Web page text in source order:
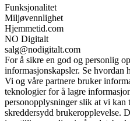
Funksjonalitet
Miljøvennlighet
Hjemmetid.com
NO Digitalt
salg@nodigitalt.com
For å sikre en god og personlig
informasjonskapsler. Se hvordan
Vi og våre partnere bruker
teknologier for å lagre
personopplysninger slik at vi kan
skreddersydd brukeropplevelse.